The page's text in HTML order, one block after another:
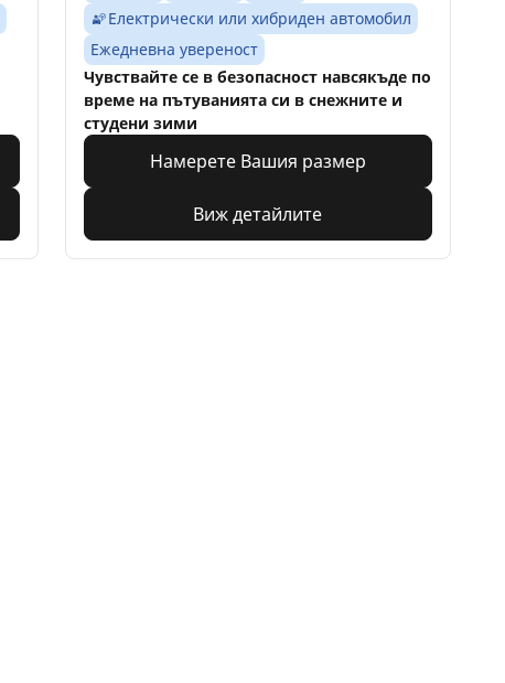
Електрически или хибриден автомобил
Ежедневна увереност
Чувствайте се в безопасност навсякъде по
време на пътуванията си в снежните и
студени зими
Намерете Вашия размер
Виж детайлите